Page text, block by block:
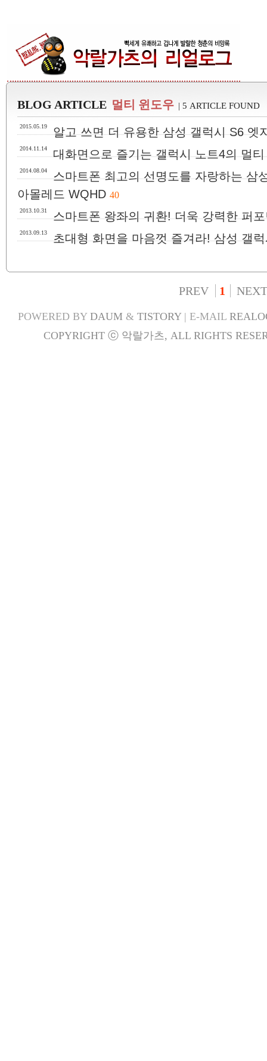
BLOG ARTICLE 멀티 윈도우 | 5 ARTICLE FOUND
2015.05.19 알고 쓰면 더 유용한 삼성 갤럭시 S6 엣
2014.11.14 대화면으로 즐기는 갤럭시 노트4의 멀
2014.08.04
스마트폰 최고의 선명도를 자랑하는 삼
아몰레드 WQHD 40
2013.10.31 스마트폰 왕좌의 귀환! 더욱 강력한 퍼
2013.09.13 초대형 화면을 마음껏 즐겨라! 삼성 갤
PREV 1 NEXT
POWERED BY DAUM& TISTORY| E-MAIL
COPYRIGHT ⓒ 악랄가츠, ALL RIGHTS